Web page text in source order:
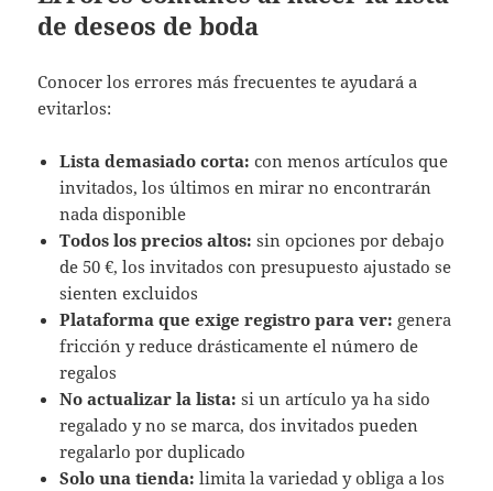
de deseos de boda
Conocer los errores más frecuentes te ayudará a
evitarlos:
Lista demasiado corta: con menos artículos que
invitados, los últimos en mirar no encontrarán
nada disponible
Todos los precios altos: sin opciones por debajo
de 50 €, los invitados con presupuesto ajustado se
sienten excluidos
Plataforma que exige registro para ver: genera
fricción y reduce drásticamente el número de
regalos
No actualizar la lista: si un artículo ya ha sido
regalado y no se marca, dos invitados pueden
regalarlo por duplicado
Solo una tienda: limita la variedad y obliga a los